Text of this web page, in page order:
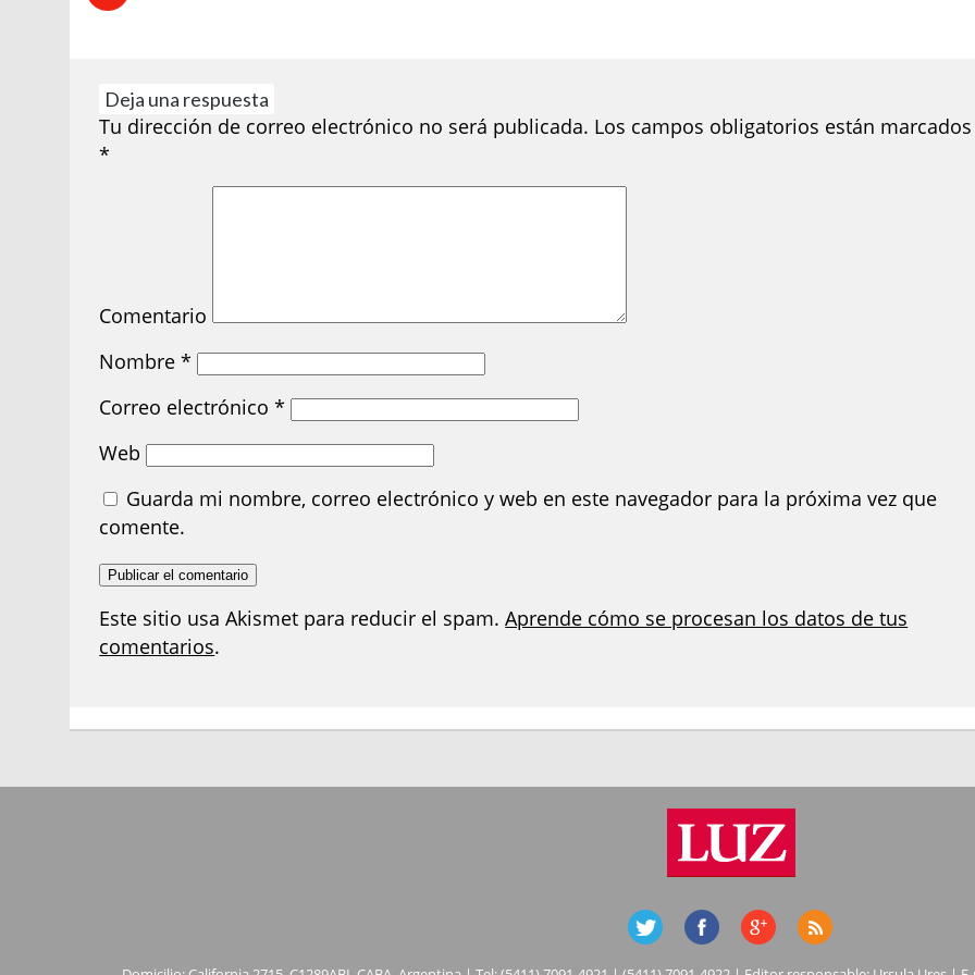
Deja una respuesta
Tu dirección de correo electrónico no será publicada. Los campos obligatorios están
*
Comentario
Nombre*
Correo electrónico*
Web
Guarda mi nombre, correo electrónico y web en este navegador para la próxima vez que
comente.
Este sitio usa Akismet para reducir el spam.Aprende cómo se procesan los datos de tus
comentarios.